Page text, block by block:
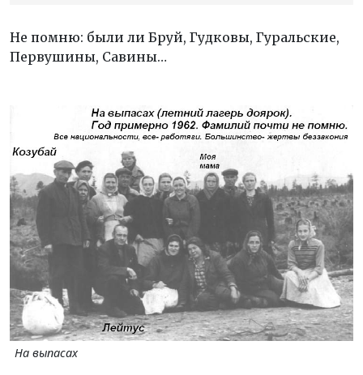
Не помню: были ли Бруй, Гудковы, Гуральские,
Первушины, Савины…
На выпасах